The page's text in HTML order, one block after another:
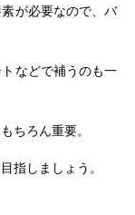
が必要なので、バ
などで補うのも一
ちろん重要。
指しましょう。